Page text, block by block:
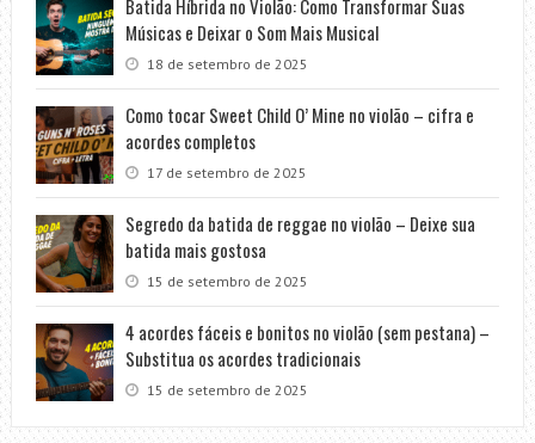
Batida Híbrida no Violão: Como Transformar Suas
Músicas e Deixar o Som Mais Musical
18 de setembro de 2025
Como tocar Sweet Child O’ Mine no violão – cifra e
acordes completos
17 de setembro de 2025
Segredo da batida de reggae no violão – Deixe sua
batida mais gostosa
15 de setembro de 2025
4 acordes fáceis e bonitos no violão (sem pestana) –
Substitua os acordes tradicionais
15 de setembro de 2025